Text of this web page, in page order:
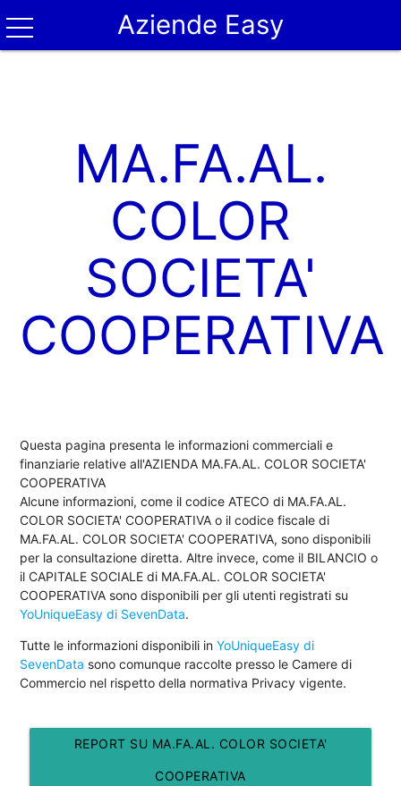
Aziende Easy
MA.FA.AL.
COLOR
SOCIETA'
COOPERATIVA
Questa pagina presenta le informazioni commerciali e
finanziarie relative all'AZIENDA MA.FA.AL. COLOR SOCIETA'
COOPERATIVA
Alcune informazioni, come il codice ATECO di MA.FA.AL.
COLOR SOCIETA' COOPERATIVA o il codice fiscale di
MA.FA.AL. COLOR SOCIETA' COOPERATIVA, sono disponibili
per la consultazione diretta. Altre invece, come il BILANCIO o
il CAPITALE SOCIALE di MA.FA.AL. COLOR SOCIETA'
COOPERATIVA sono disponibili per gli utenti registrati su
YoUniqueEasy di SevenData.
Tutte le informazioni disponibili inYoUniqueEasy di
SevenData sono comunque raccolte presso le Camere di
Commercio nel rispetto della normativa Privacy vigente.
REPORT SU MA.FA.AL. COLOR SOCIETA'
COOPERATIVA